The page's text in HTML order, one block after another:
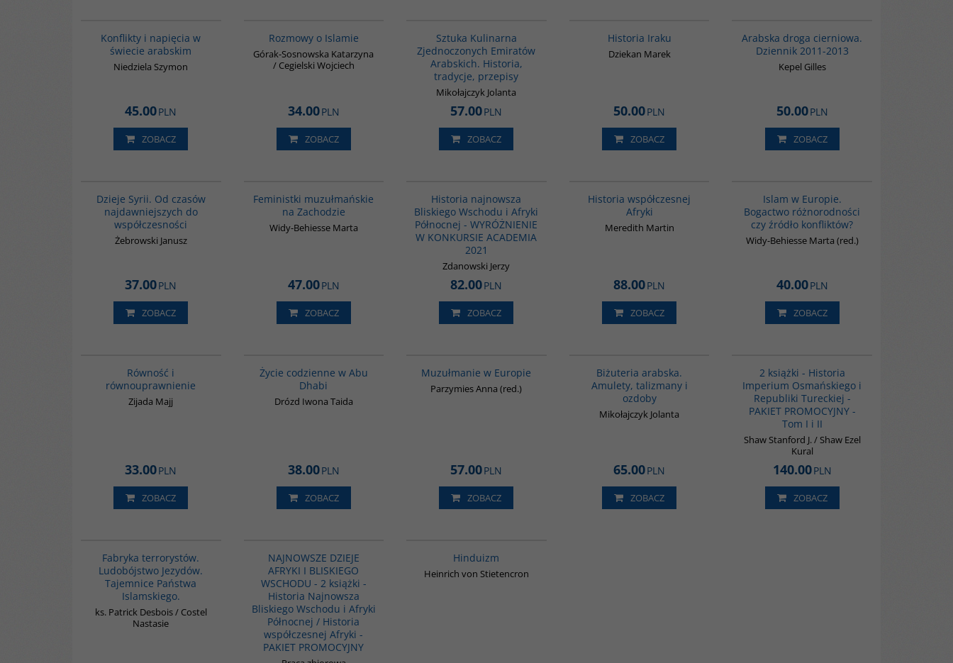
Konflikty i napięcia w
świecie arabskim
Niedziela Szymon
45.00PLN
ZOBACZ
Rozmowy o Islamie
Górak-Sosnowska Katarzyna
/ Cegielski Wojciech
34.00PLN
ZOBACZ
Sztuka Kulinarna
Zjednoczonych Emiratów
Arabskich. Historia,
tradycje, przepisy
Mikołajczyk Jolanta
57.00PLN
ZOBACZ
Historia Iraku
Dziekan Marek
50.00PLN
ZOBACZ
Arabska droga cierniowa.
Dziennik 2011-2013
Kepel Gilles
50.00PLN
ZOBACZ
Dzieje Syrii. Od czasów
najdawniejszych do
współczesności
Żebrowski Janusz
37.00PLN
ZOBACZ
Feministki muzułmańskie
na Zachodzie
Widy-Behiesse Marta
47.00PLN
ZOBACZ
Historia najnowsza
Bliskiego Wschodu i Afryki
Północnej - WYRÓŻNIENIE
W KONKURSIE ACADEMIA
2021
Zdanowski Jerzy
82.00PLN
ZOBACZ
Historia współczesnej
Afryki
Meredith Martin
88.00PLN
ZOBACZ
Islam w Europie.
Bogactwo różnorodności
czy źródło konfliktów?
Widy-Behiesse Marta (red.)
40.00PLN
ZOBACZ
Równość i
równouprawnienie
Zijada Majj
33.00PLN
ZOBACZ
Życie codzienne w Abu
Dhabi
Drózd Iwona Taida
38.00PLN
ZOBACZ
Muzułmanie w Europie
Parzymies Anna (red.)
57.00PLN
ZOBACZ
Biżuteria arabska.
Amulety, talizmany i
ozdoby
Mikołajczyk Jolanta
65.00PLN
ZOBACZ
2 książki - Historia
Imperium Osmańskiego i
Republiki Tureckiej -
PAKIET PROMOCYJNY -
Tom I i II
Shaw Stanford J. / Shaw Ezel
Kural
140.00PLN
ZOBACZ
Fabryka terrorystów.
Ludobójstwo Jezydów.
Tajemnice Państwa
Islamskiego.
ks. Patrick Desbois / Costel
Nastasie
NAJNOWSZE DZIEJE
AFRYKI I BLISKIEGO
WSCHODU - 2 książki -
Historia Najnowsza
Bliskiego Wschodu i Afryki
Północnej / Historia
współczesnej Afryki -
PAKIET PROMOCYJNY
Hinduizm
Heinrich von Stietencron